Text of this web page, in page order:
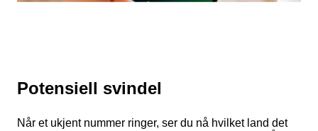
Potensiell svindel
Når et ukjent nummer ringer, ser du nå hvilket land det